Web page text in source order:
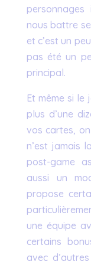
nous battre
et c’est un
pas été un
principal.
Et même si le
plus d’une
vos cartes,
n’est jamais
post-game
aussi un
propose
une équipe
certains
avec